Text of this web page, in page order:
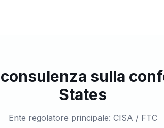
sulla
States
Ente regolatore principale: CISA / FTC